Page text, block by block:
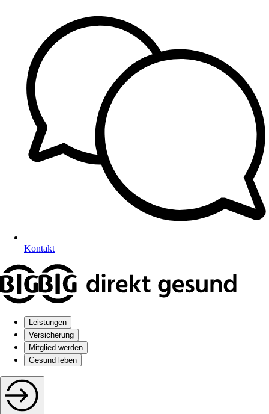
Kontakt
Leistungen
Versicherung
Mitglied werden
Gesund leben